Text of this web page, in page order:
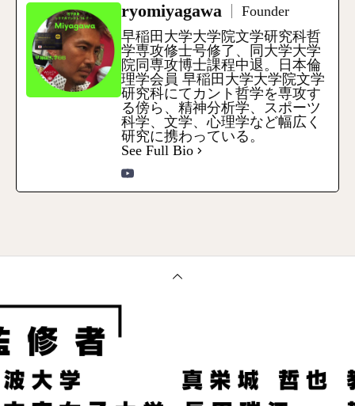
ryomiyagawa
Founder
早稲田大学大学院文学研究科哲
学専攻修士号修了、同大学大学
院同専攻博士課程中退。日本倫
理学会員 早稲田大学大学院文学
研究科にてカント哲学を専攻す
る傍ら、精神分析学、スポーツ
科学、文学、心理学など幅広く
研究に携わっている。
See Full Bio
電話 メール Zoom